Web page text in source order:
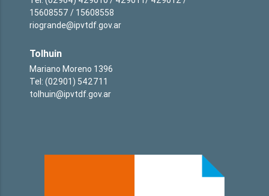
15608557 / 15608558
riogrande@ipvtdf.gov.ar
Tolhuin
Mariano Moreno 1396
Tel: (02901) 542711
tolhuin@ipvtdf.gov.ar